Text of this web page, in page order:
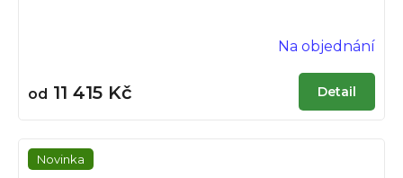
Na objednání
od 11 415 Kč Detail
Novinka